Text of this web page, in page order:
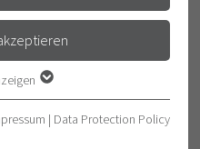
der Webseite
einwandfrei
| Data Protection Policy